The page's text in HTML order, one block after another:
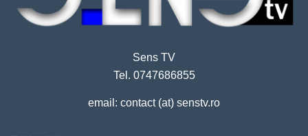
Sens TV
Tel. 0747686855
email: contact (at) senstv.ro